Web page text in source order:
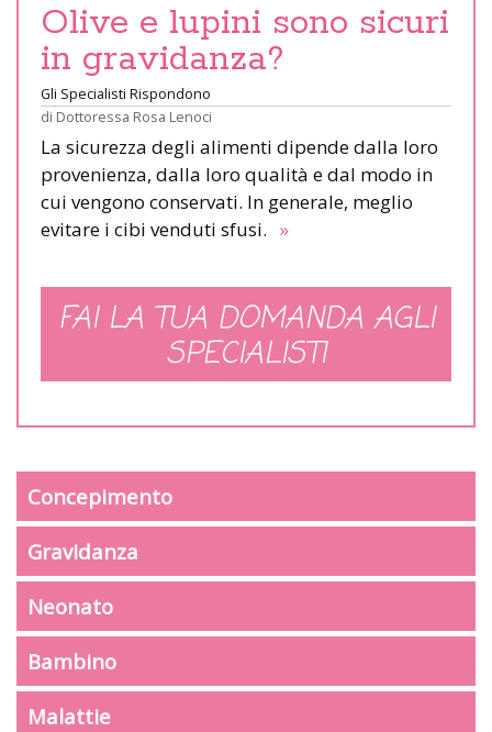
Olive e lupini sono sicuri
in gravidanza?
Gli Specialisti Rispondono
di Dottoressa Rosa Lenoci
La sicurezza degli alimenti dipende dalla loro
provenienza, dalla loro qualità e dal modo in
cui vengono conservati. In generale, meglio
evitare i cibi venduti sfusi. »
FAI LA TUA DOMANDA AGLI
SPECIALISTI
Concepimento
Gravidanza
Neonato
Bambino
Malattie